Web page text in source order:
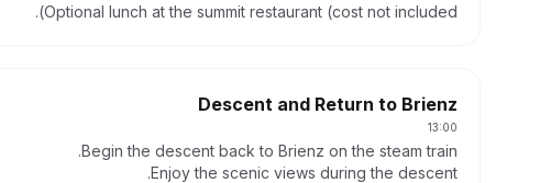
Optional lunch at the summit restaurant (cost not included).
Descent and Return to Brienz
13:00
Begin the descent back to Brienz on the steam train.
Enjoy the scenic views during the descent.